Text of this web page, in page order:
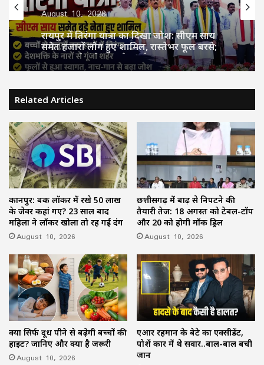
August 10, 2026
रायपुर में तिरंगा यात्रा का दिखा जोश: सीएम साय
समेत हजारों लोग हुए शामिल, रास्तेभर फूल बरसे;
नाच-गान से गूंजे शहर के मार्ग
Related Articles
कानपुर: बैंक लॉकर में रखे 50 लाख
के जेवर कहां गए? 23 साल बाद
महिला ने लॉकर खोला तो रह गई दंग
August 10, 2026
छत्तीसगढ़ में बाढ़ से निपटने की
तैयारी तेज: 18 अगस्त को टेबल-टॉप
और 20 को होगी मॉक ड्रिल
August 10, 2026
क्या सिर्फ दूध पीने से बढ़ेगी बच्चों की
हाइट? जानिए और क्या है जरूरी
August 10, 2026
एआर रहमान के बेटे का एक्सीडेंट,
पोर्शे कार में थे सवार..बाल-बाल बची
जान